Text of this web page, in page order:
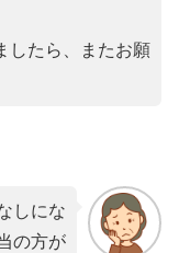
したら、またお願
しにな
の方が